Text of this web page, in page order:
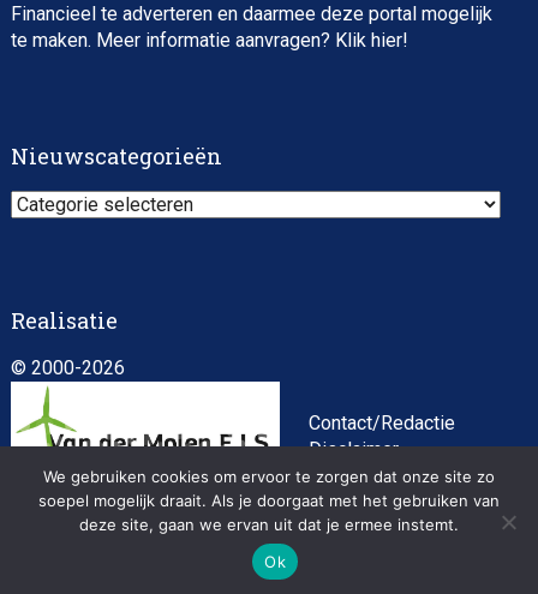
Financieel te adverteren en daarmee deze portal mogelijk
te maken. Meer informatie aanvragen? Klik hier!
Nieuwscategorieën
Nieuwscategorieën
Realisatie
© 2000-2026
Contact/Redactie
Disclaimer
Algemene
voorwaarden
Privacybeleid
We gebruiken cookies om ervoor te zorgen dat onze site zo
soepel mogelijk draait. Als je doorgaat met het gebruiken van
deze site, gaan we ervan uit dat je ermee instemt.
Ok